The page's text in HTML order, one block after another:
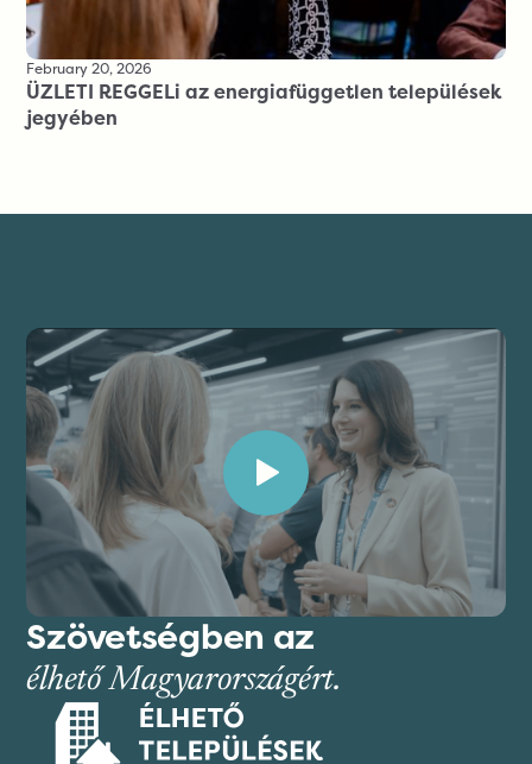
February 20, 2026
ÜZLETI REGGELi az energiafüggetlen települések
jegyében
Szövetségben az
élhető Magyarországért.